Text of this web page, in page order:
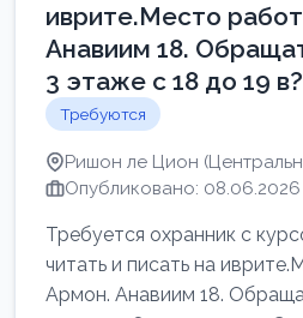
иврите.Место
Анавиим 18.
3 этаже с 18 до 19 в?
Требуются
Ришон ле Цион
Опубликовано: 08.06.2026
Требуется охранник с
читать и писать на
Армон. Анавиим 18.